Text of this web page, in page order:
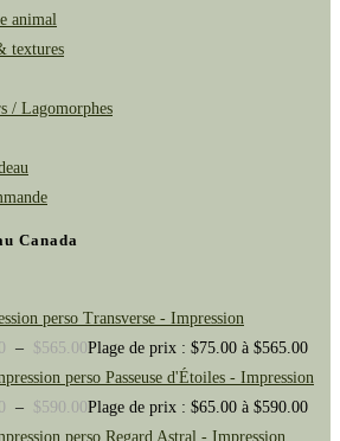
animal
textures
/ Lagomorphes
Canada
Transverse - Impression
– $565.00Plage de prix : $75.00 à $565.00
Passeuse d'Étoiles - Impression
– $590.00Plage de prix : $65.00 à $590.00
Regard Astral - Impression